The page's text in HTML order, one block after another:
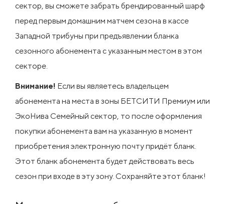
сектор, вы сможете забрать брендированный шарф
перед первым домашним матчем сезона в кассе
Западной трибуны при предъявлении бланка
сезонного абонемента с указанным местом в этом
секторе.
Внимание! Если вы являетесь владельцем
абонемента на места в зоны БЕТСИТИ Премиум или
ЭкоНива Семейный сектор, то после оформления
покупки абонемента вам на указанную в момент
приобретения электронную почту придёт бланк.
Этот бланк абонемента будет действовать весь
сезон при входе в эту зону. Сохраняйте этот бланк!